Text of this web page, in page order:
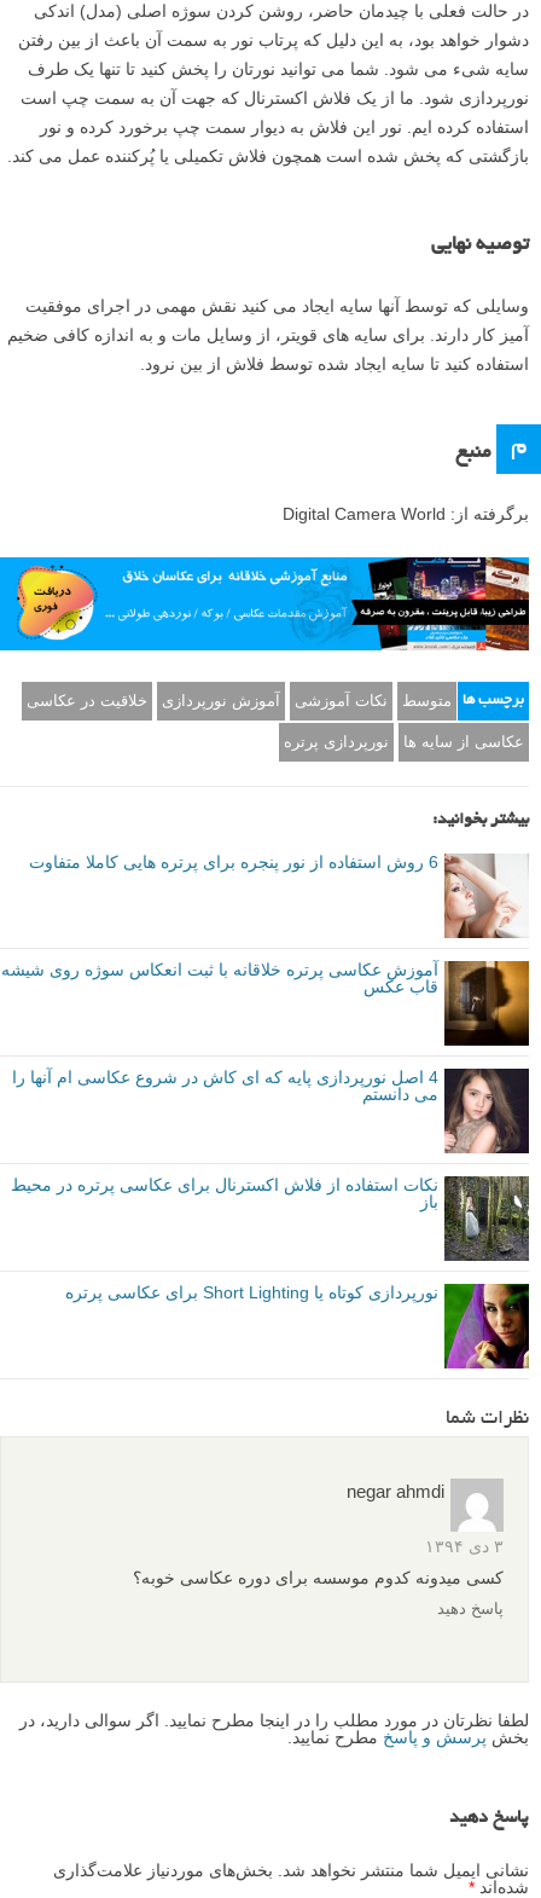
در حالت فعلی با چیدمان حاضر، روشن کردن سوژه اصلی (مدل) اندکی
دشوار خواهد بود، به این دلیل که پرتاب نور به سمت آن باعث از بین رفتن
سایه شیء می شود. شما می توانید نورتان را پخش کنید تا تنها یک طرف
نورپردازی شود. ما از یک فلاش اکسترنال که جهت آن به سمت چپ است
استفاده کرده ایم. نور این فلاش به دیوار سمت چپ برخورد کرده و نور
بازگشتی که پخش شده است همچون فلاش تکمیلی یا پُرکننده عمل می کند.
توصیه نهایی
وسایلی که توسط آنها سایه ایجاد می کنید نقش مهمی در اجرای موفقیت
آمیز کار دارند. برای سایه های قویتر، از وسایل مات و به اندازه کافی ضخیم
استفاده کنید تا سایه ایجاد شده توسط فلاش از بین نرود.
م منبع
برگرفته از: Digital Camera World
برچسب ها متوسط نکات آموزشی آموزش نورپردازی خلاقیت در عکاسی
عکاسی از سایه ها نورپردازی پرتره
بیشتر بخوانید:
6 روش استفاده از نور پنجره برای پرتره هایی کاملا متفاوت
آموزش عکاسی پرتره خلاقانه با ثبت انعکاس سوژه روی شیشه
قاب عکس
4 اصل نورپردازی پایه که ای کاش در شروع عکاسی ام آنها را
می دانستم
نکات استفاده از فلاش اکسترنال برای عکاسی پرتره در محیط
باز
نورپردازی کوتاه یا Short Lighting برای عکاسی پرتره
نظرات شما
negar ahmdi
۳ دی ۱۳۹۴
کسی میدونه کدوم موسسه برای دوره عکاسی خوبه؟
پاسخ دهید
لطفا نظرتان در مورد مطلب را در اینجا مطرح نمایید. اگر سوالی دارید، در
بخش پرسش و پاسخ مطرح نمایید.
پاسخ دهید
نشانی ایمیل شما منتشر نخواهد شد.
بخش‌های موردنیاز علامت‌گذاری
شده‌اند *